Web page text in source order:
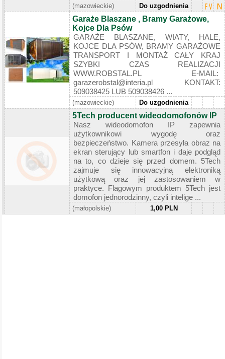
(mazowieckie) Do uzgodnienia
Garaże Blaszane , Bramy Garażowe,
Kojce Dla Psów
GARAŻE BLASZANE, WIATY, HALE,
KOJCE DLA PSÓW, BRAMY GARAŻOWE
TRANSPORT I MONTAŻ CAŁY KRAJ
SZYBKI CZAS REALIZACJI
WWW.ROBSTAL.PL E-MAIL:
garazerobstal@interia.pl KONTAKT:
509038425 LUB 509038426 ...
(mazowieckie) Do uzgodnienia
5Tech producent wideodomofonów IP
Nasz wideodomofon IP zapewnia
użytkownikowi wygodę oraz
bezpieczeństwo. Kamera przesyła obraz na
ekran sterujący lub smartfon i daje podgląd
na to, co dzieje się przed domem. 5Tech
zajmuje się innowacyjną elektroniką
użytkową oraz jej zastosowaniem w
praktyce. Flagowym produktem 5Tech jest
domofon jednorodzinny, czyli intelige ...
(małopolskie) 1,00 PLN